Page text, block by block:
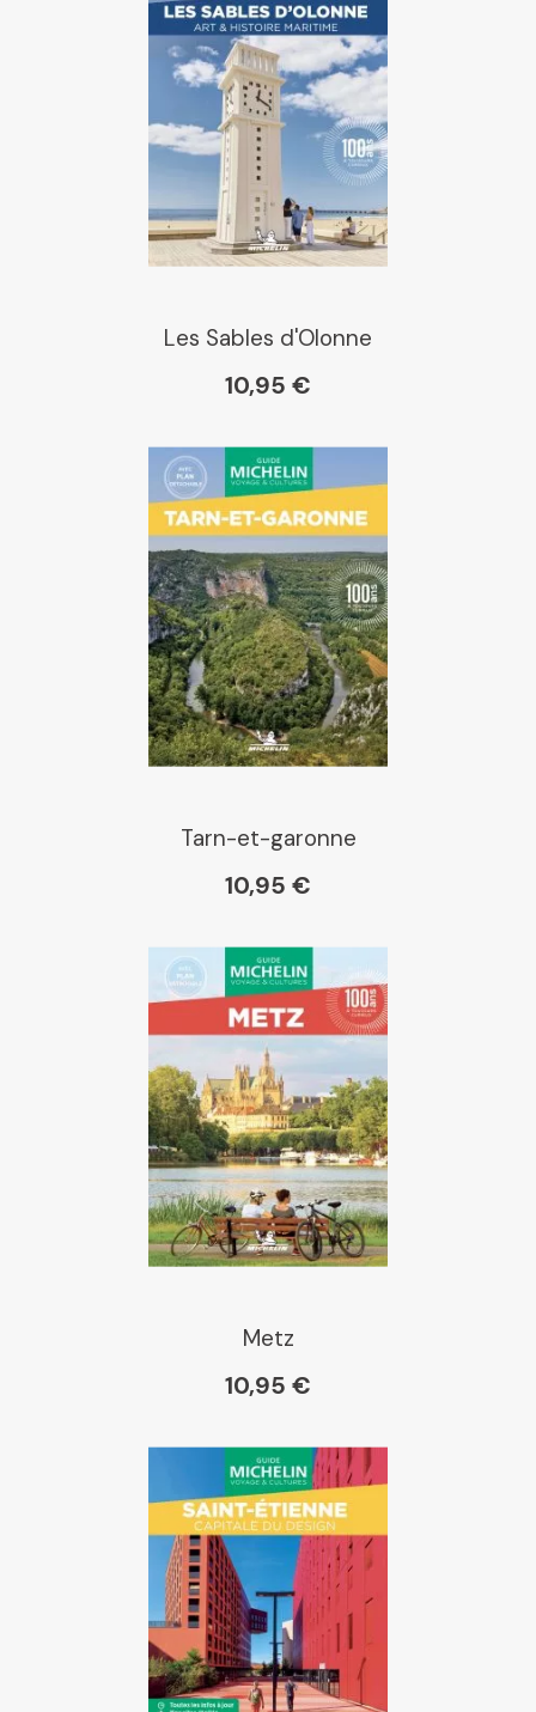
Chapitre
Dialogue
Librairie La Procure
Gibert
Kleber
Place des libraires
E Leclerc
Les Sables d'Olonne
10,95 €
Tarn-et-garonne
10,95 €
Metz
10,95 €